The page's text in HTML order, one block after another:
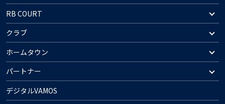
RB COURT
クラブ
ホームタウン
パートナー
デジタルVAMOS